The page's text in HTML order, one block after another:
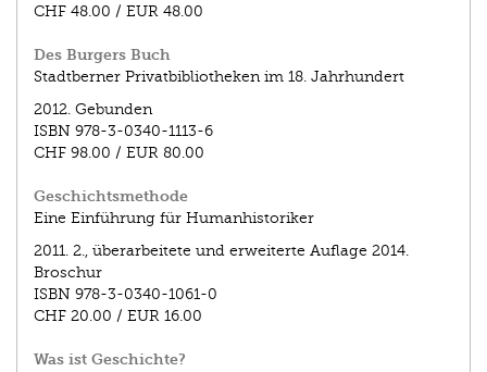
CHF 48.00 / EUR 48.00
Des Burgers Buch
Stadtberner Privatbibliotheken im 18. Jahrhundert
2012. Gebunden
ISBN 978-3-0340-1113-6
CHF 98.00 / EUR 80.00
Geschichtsmethode
Eine Einführung für Humanhistoriker
2011. 2., überarbeitete und erweiterte Auflage 2014.
Broschur
ISBN 978-3-0340-1061-0
CHF 20.00 / EUR 16.00
Was ist Geschichte?